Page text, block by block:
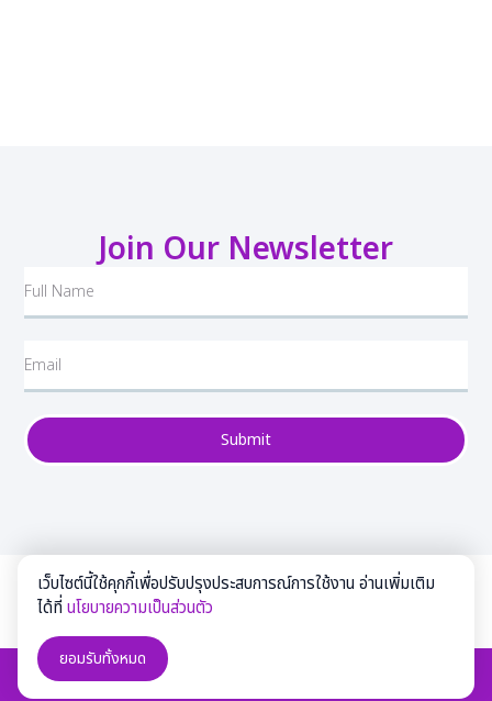
Join Our Newsletter
Submit
Copyright © 2016 Lucky Heng Heng Co., Ltd. All rights reserved
เว็บไซต์นี้ใช้คุกกี้เพื่อปรับปรุงประสบการณ์การใช้งาน อ่านเพิ่มเติม
ได้ที่นโยบายความเป็นส่วนตัว
ยอมรับทั้งหมด